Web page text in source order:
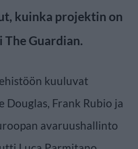
kuinka projektin on
The Guardian.
kuuluvat
Frank Rubio ja
avaruushallinto